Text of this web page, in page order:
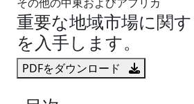
重要な地域市場に関
を入手します。
PDFをダウンロード